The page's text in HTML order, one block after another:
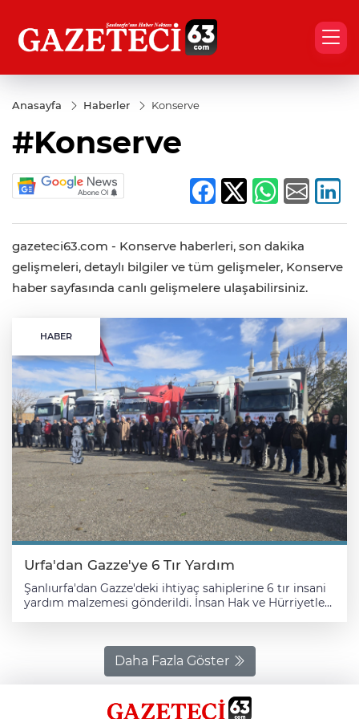
Anasayfa Haberler Konserve
#Konserve
gazeteci63.com - Konserve haberleri, son dakika
gelişmeleri, detaylı bilgiler ve tüm gelişmeler, Konserve
haber sayfasında canlı gelişmelere ulaşabilirsiniz.
HABER
Urfa'dan Gazze'ye 6 Tır Yardım
Şanlıurfa'dan Gazze'deki ihtiyaç sahiplerine 6 tır insani
yardım malzemesi gönderildi. İnsan Hak ve Hürriyetleri
toplanan konserve, mama, battaniye, yatak, yastık ve
yorganlardan oluşan yardımları taşıyan 6 tır için
Mevlana Celalettin Rumi Cami ve Külliyesi yanında
Atila, törende yaptığı konuşmada, son 2,5 ayda toplam
Daha Fazla Göster